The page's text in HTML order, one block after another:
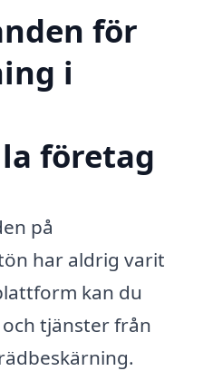
för
i
företag
på
har aldrig varit
kan du
tjänster från